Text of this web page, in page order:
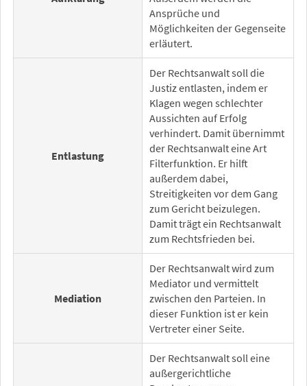
Ansprüche und
Möglichkeiten der Gegenseite
erläutert.
Entlastung
Der Rechtsanwalt soll die
Justiz entlasten, indem er
Klagen wegen schlechter
Aussichten auf Erfolg
verhindert. Damit übernimmt
der Rechtsanwalt eine Art
Filterfunktion. Er hilft
außerdem dabei,
Streitigkeiten vor dem Gang
zum Gericht beizulegen.
Damit trägt ein Rechtsanwalt
zum Rechtsfrieden bei.
Mediation
Der Rechtsanwalt wird zum
Mediator und vermittelt
zwischen den Parteien. In
dieser Funktion ist er kein
Vertreter einer Seite.
Der Rechtsanwalt soll eine
außergerichtliche